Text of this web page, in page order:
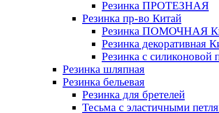
Резинка ПРОТЕЗНАЯ
Резинка пр-во Китай
Резинка ПОМОЧНАЯ
Резинка декоративная
Резинка с силиконовой
Резинка шляпная
Резинка бельевая
Резинка для бретелей
Тесьма с эластичными